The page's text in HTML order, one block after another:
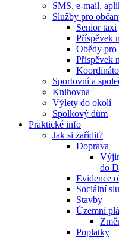
SMS, e-mail,
Služby pro
Senior taxi
Příspěvek
Obědy pro
Příspěvek
Sportovní a
Knihovna
Výlety do okolí
Spolkový dům
Praktické info
Jak si zařídit?
Doprava
do
Evidence
Sociální
Stavby
Územní
Poplatky